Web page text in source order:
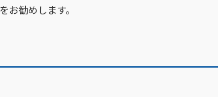
勧めします。